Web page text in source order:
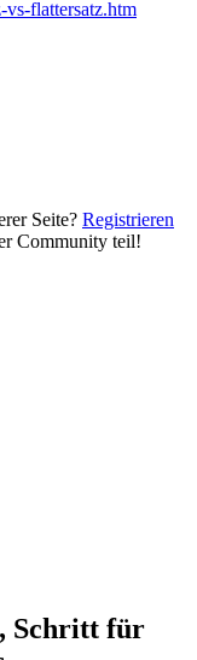
flattersatz.htm
Seite? Registrieren
Community teil!
Schritt für